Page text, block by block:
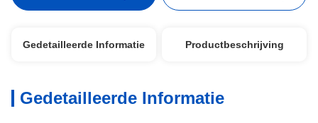
Gedetailleerde Informatie Productbeschrijving
Gedetailleerde Informatie